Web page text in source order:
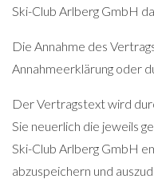
Ski-Club Arlberg GmbH
Die Annahme des
Annahmeerklärung oder
Der Vertragstext wird
Sie neuerlich die jeweils
Ski-Club Arlberg GmbH
abzuspeichern und